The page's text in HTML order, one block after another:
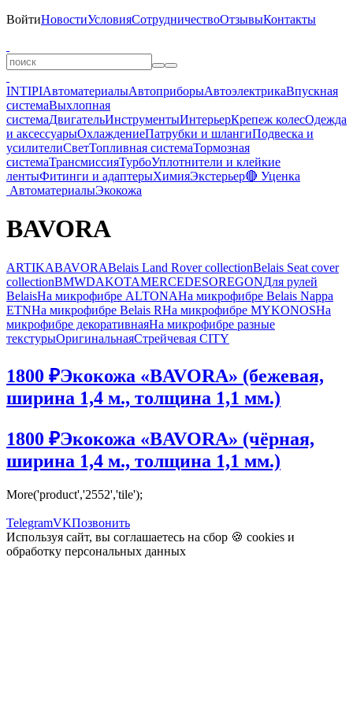
ВойтиНовостиУсловияСотрудничествоОтзывыКонтакты
INTIPIАвтоматериалыАвтоприборыАвтоэлектрикаВпускная
системаВыхлопная
системаДвигательИнструментыИнтерьерКрепеж колесОдежда
и аксессуарыОхлаждениеПатрубки и шлангиПодвеска и
усилителиСветТопливная системаТормозная
системаТрансмиссияТурбоУплотнители и клейкие
лентыФитинги и адаптерыХимияЭкстерьер🔴 Уценка
АвтоматериалыЭкокожа
BAVORA
ARTIKABAVORABelais Land Rover collectionBelais Seat cover
collectionBMWDAKOTAMERCEDESOREGONДля рулей
BelaisНа микрофибре ALTONAНа микрофибре Belais Nappa
ETNНа микрофибре Belais RНа микрофибре MYKONOSНа
микрофибре декоративнаяНа микрофибре разные
текстурыОригинальнаяСтрейчевая CITY
1800 ₽Экокожа «BAVORA» (бежевая,
ширина 1,4 м., толщина 1,1 мм.)
1800 ₽Экокожа «BAVORA» (чёрная,
ширина 1,4 м., толщина 1,1 мм.)
More('product','2552','tile');
TelegramVKПозвонить
Используя сайт, вы соглашаетесь на сбор 🍪 cookies и
обработку персональных данных